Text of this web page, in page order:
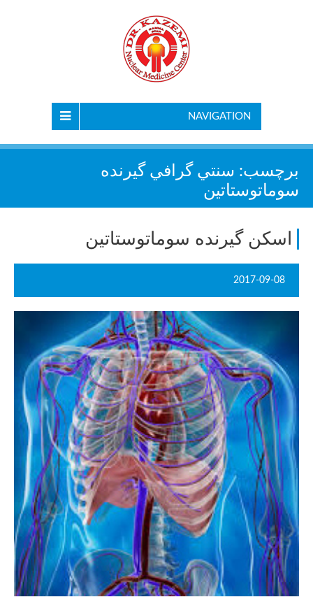
NAVIGATION
برچسب: سنتي گرافي گيرنده
سوماتوستاتين
اسکن گیرنده سوماتوستاتین
2017-09-08